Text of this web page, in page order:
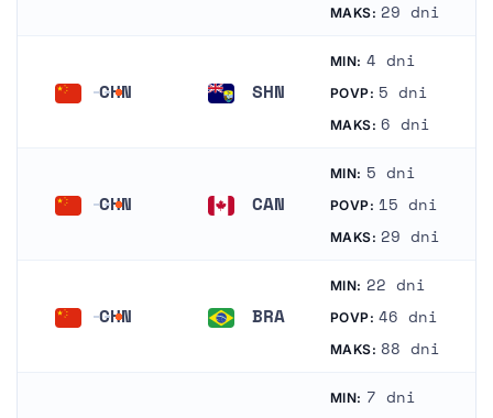
MAKS: 29 dni
CHN SHN
MIN: 4 dni
POVP: 5 dni
MAKS: 6 dni
CHN CAN
MIN: 5 dni
POVP: 15 dni
MAKS: 29 dni
CHN BRA
MIN: 22 dni
POVP: 46 dni
MAKS: 88 dni
MIN: 7 dni